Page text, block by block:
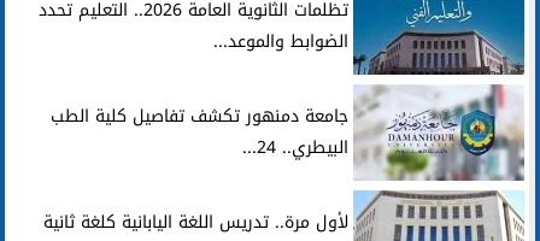
تظلمات الثانوية العامة 2026.. التعليم تحدد
الضوابط والموعد...
جامعة دمنهور تكشف تفاصيل كلية الطب
البيطري.. 24...
لأول مرة.. تدريس اللغة اليابانية كلغة ثانية